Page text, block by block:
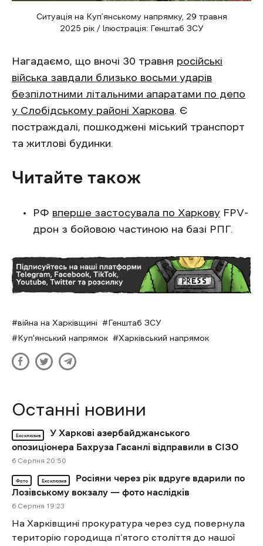
Ситуація на Куп’янському напрямку, 29 травня
2025 рік / Ілюстрація: Генштаб ЗСУ
Нагадаємо, що вночі 30 травня російські
війська завдали близько восьми ударів
безпілотними літальними апаратами по депо
у Слобідському районі Харкова. Є
постраждалі, пошкоджені міський транспорт
та житлові будинки.
Читайте також
РФ вперше застосувала по Харкову FPV-
дрон з бойовою частиною на базі РПГ.
війна на Харківщині
Генштаб ЗСУ
Куп'янський напрямок
Харківський напрямок
Останні новини
Ексклюзив
У Харкові азербайджанського
опозиціонера Бахруза Гасанлі відправили в СІЗО
6 Cерпня 20:50
Фото Ексклюзив
Росіяни через рік вдруге вдарили по
Лозівському вокзалу — фото наслідків
6 Cерпня 19:23
На Харківщині прокуратура через суд повернула
територію городища п’ятого століття до нашої